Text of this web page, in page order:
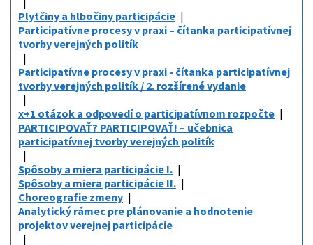
Plytčiny a hlbočiny participácie
Participatívne procesy v praxi – čítanka participatívnej
tvorby verejných politík
Participatívne procesy v praxi - čítanka participatívnej
tvorby verejných politík / 2. rozšírené vydanie
x+1 otázok a odpovedí o participatívnom rozpočte
PARTICIPOVAŤ? PARTICIPOVAŤ! – učebnica
participatívnej tvorby verejných politík
Spôsoby a miera participácie I.
Spôsoby a miera participácie II.
Choreografie zmeny
Analytický rámec pre plánovanie a hodnotenie
projektov verejnej participácie